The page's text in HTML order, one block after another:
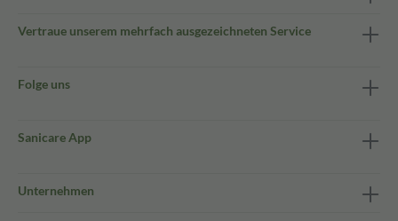
Vertraue unserem mehrfach ausgezeichneten Service
Folge uns
Sanicare App
Unternehmen